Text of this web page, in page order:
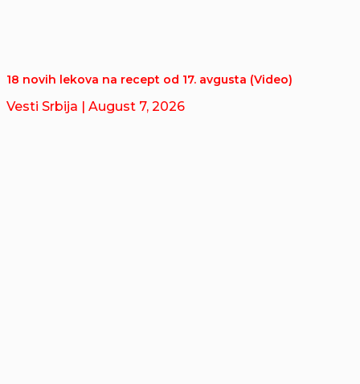
18 novih lekova na recept od 17. avgusta (Video)
Vesti Srbija | August 7, 2026